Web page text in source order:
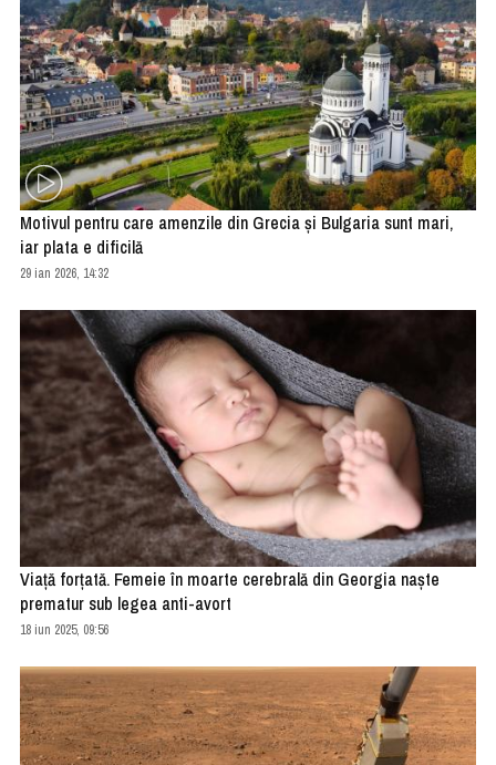
Motivul pentru care amenzile din Grecia şi Bulgaria sunt mari,
iar plata e dificilă
29 ian 2026, 14:32
Viață forțată. Femeie în moarte cerebrală din Georgia naște
prematur sub legea anti-avort
18 iun 2025, 09:56